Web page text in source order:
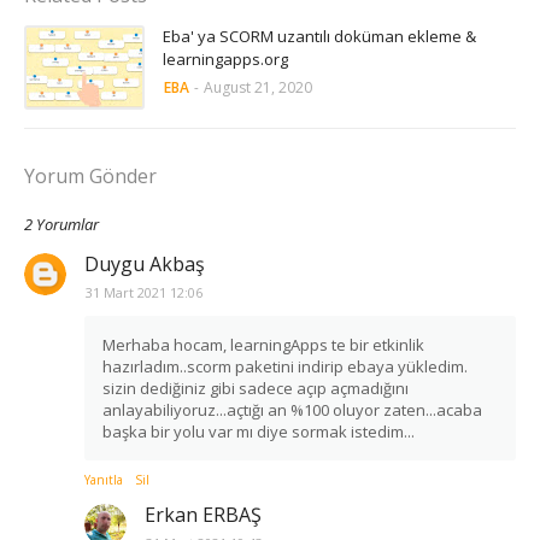
Eba' ya SCORM uzantılı doküman ekleme &
learningapps.org
EBA - August 21, 2020
Yorum Gönder
2 Yorumlar
Duygu Akbaş
31 Mart 2021 12:06
Merhaba hocam, learningApps te bir etkinlik
hazırladım..scorm paketini indirip ebaya yükledim.
sizin dediğiniz gibi sadece açıp açmadığını
anlayabiliyoruz...açtığı an %100 oluyor zaten...acaba
başka bir yolu var mı diye sormak istedim...
Yanıtla Sil
Erkan ERBAŞ